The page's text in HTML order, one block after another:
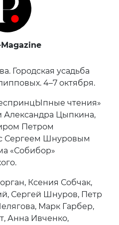
Городская усадьба
4–7 октября.
чтения»
Александра Цыпкина,
Петром
Сергеем Шнуровым
«Собибор»
Ксения Собчак,
Сергей Шнуров, Петр
Марк Гарбер,
Анна Ивченко,